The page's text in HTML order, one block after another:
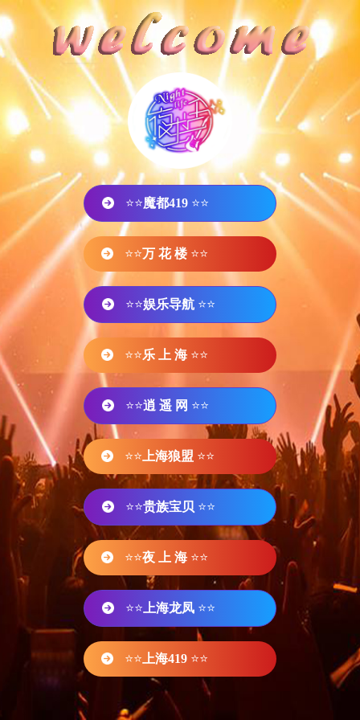
⭐⭐魔都419 ⭐⭐
⭐⭐万 花 楼 ⭐⭐
⭐⭐娱乐导航 ⭐⭐
⭐⭐乐 上 海 ⭐⭐
⭐⭐逍 遥 网 ⭐⭐
⭐⭐ 上海狼盟 ⭐⭐
⭐⭐贵族宝贝 ⭐⭐
⭐⭐夜 上 海 ⭐⭐
⭐⭐ 上海龙凤 ⭐⭐
⭐⭐ 上海419 ⭐⭐